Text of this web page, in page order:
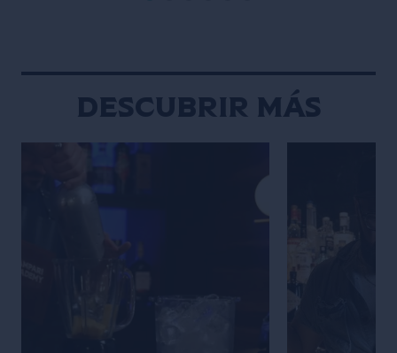
de […]
Descubrir más